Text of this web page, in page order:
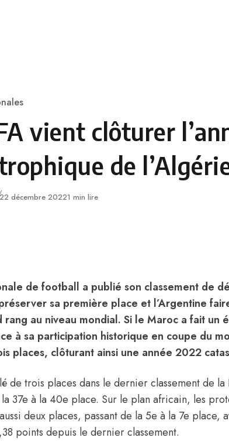
vient clôturer
de
22 décembre 20221 min lire
de football a publié son classement de
sa première place et l’Argentine
au niveau mondial. Si le Maroc a fait un
à sa participation historique en coupe du
places, clôturant ainsi une année 2022
de trois places dans le dernier classement de la
la 37e à la 40e place. Sur le plan africain, les
deux places, passant de la 5e à la 7e place,
points depuis le dernier classement.